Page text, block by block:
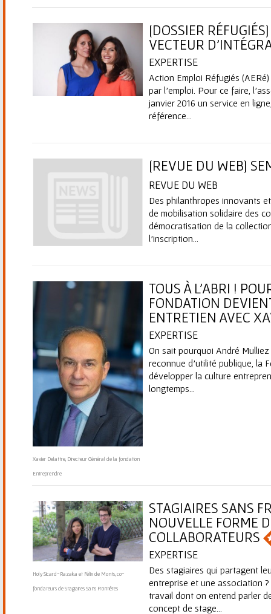
[DOSSIER
VECTEUR
EXPERTISE
Action Emploi Réfugiés
par l’emploi. Pour ce faire,
janvier 2016 un service en
référence...
[REVUE DU WEB]
REVUE DU WEB
Des philanthropes innovants
de mobilisation solidaire des
démocratisation de la
l'inscription...
Xavier Delattre, Directeur Général de la fondation
Entreprendre
TOUS À L'ABRI !
FONDATION
ENTRETIEN AVEC
EXPERTISE
On sait pourquoi André
reconnue d'utilité publique, la
développer la culture
longtemps...
Holy Sicard-Razaka et Félix de Monts, co-
fondateurs de Stagiaires Sans Frontières
STAGIAIRES SANS
NOUVELLE FORME
COLLABORATEURS
EXPERTISE
Des stagiaires qui partagent
entreprise et une association
travail dont on entend parler
concept de stage...